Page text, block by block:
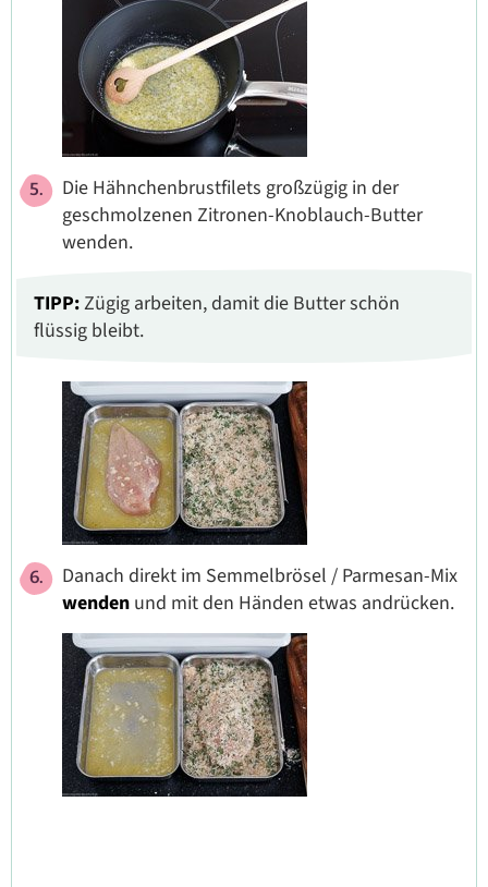
Die Hähnchenbrustfilets großzügig in der
geschmolzenen Zitronen-Knoblauch-Butter
wenden.
TIPP:Zügig arbeiten, damit die Butter schön
flüssig bleibt.
Danach direkt im Semmelbrösel / Parmesan-Mix
wenden und mit den Händen etwas andrücken.